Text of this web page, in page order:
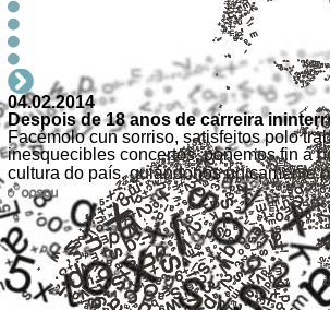
04.02.2014
Despois de 18 anos de carreira
Facémolo cun sorriso, satisfeitos polo
inesquecibles concertos, poñemos fin á
cultura do país, guiándonos únicamente